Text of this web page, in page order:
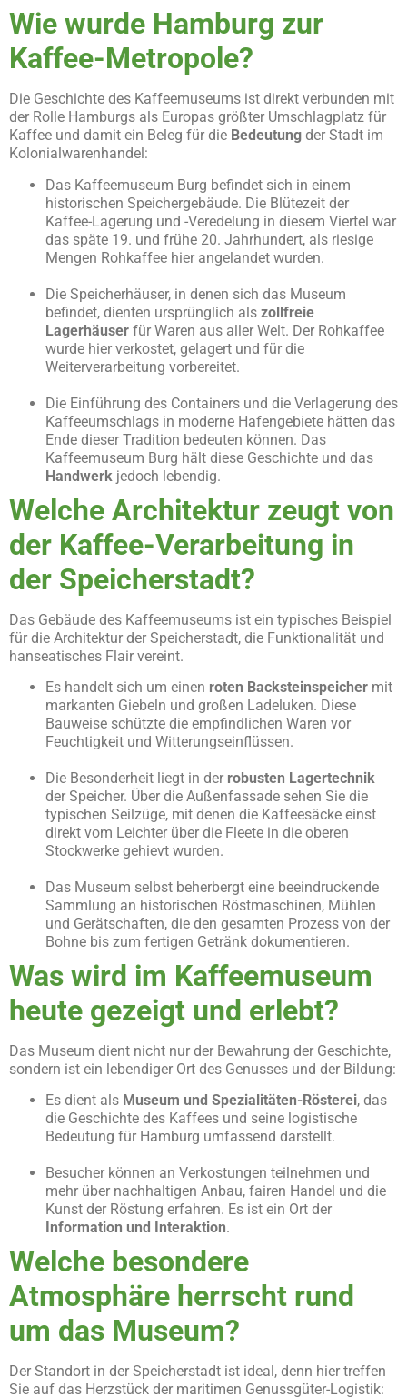
Wie wurde Hamburg zur
Kaffee-Metropole?
Die Geschichte des Kaffeemuseums ist direkt verbunden mit
der Rolle Hamburgs als Europas größter Umschlagplatz für
Kaffee und damit ein Beleg für die Bedeutung der Stadt im
Kolonialwarenhandel:
Das Kaffeemuseum Burg befindet sich in einem
historischen Speichergebäude. Die Blütezeit der
Kaffee-Lagerung und -Veredelung in diesem Viertel war
das späte 19. und frühe 20. Jahrhundert, als riesige
Mengen Rohkaffee hier angelandet wurden.
Die Speicherhäuser, in denen sich das Museum
befindet, dienten ursprünglich als zollfreie
Lagerhäuser für Waren aus aller Welt. Der Rohkaffee
wurde hier verkostet, gelagert und für die
Weiterverarbeitung vorbereitet.
Die Einführung des Containers und die Verlagerung des
Kaffeeumschlags in moderne Hafengebiete hätten das
Ende dieser Tradition bedeuten können. Das
Kaffeemuseum Burg hält diese Geschichte und das
Handwerk jedoch lebendig.
Welche Architektur zeugt von
der Kaffee-Verarbeitung in
der Speicherstadt?
Das Gebäude des Kaffeemuseums ist ein typisches Beispiel
für die Architektur der Speicherstadt, die Funktionalität und
hanseatisches Flair vereint.
Es handelt sich um einen roten Backsteinspeicher mit
markanten Giebeln und großen Ladeluken. Diese
Bauweise schützte die empfindlichen Waren vor
Feuchtigkeit und Witterungseinflüssen.
Die Besonderheit liegt in der robusten Lagertechnik
der Speicher. Über die Außenfassade sehen Sie die
typischen Seilzüge, mit denen die Kaffeesäcke einst
direkt vom Leichter über die Fleete in die oberen
Stockwerke gehievt wurden.
Das Museum selbst beherbergt eine beeindruckende
Sammlung an historischen Röstmaschinen, Mühlen
und Gerätschaften, die den gesamten Prozess von der
Bohne bis zum fertigen Getränk dokumentieren.
Was wird im Kaffeemuseum
heute gezeigt und erlebt?
Das Museum dient nicht nur der Bewahrung der Geschichte,
sondern ist ein lebendiger Ort des Genusses und der Bildung:
Es dient als Museum und Spezialitäten-Rösterei, das
die Geschichte des Kaffees und seine logistische
Bedeutung für Hamburg umfassend darstellt.
Besucher können an Verkostungen teilnehmen und
mehr über nachhaltigen Anbau, fairen Handel und die
Kunst der Röstung erfahren. Es ist ein Ort der
Information und Interaktion.
Welche besondere
Atmosphäre herrscht rund
um das Museum?
Der Standort in der Speicherstadt ist ideal, denn hier treffen
Sie auf das Herzstück der maritimen Genussgüter-Logistik: